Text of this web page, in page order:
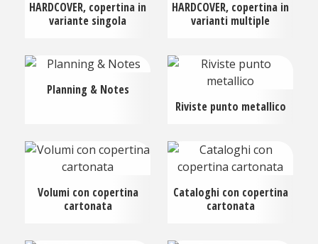
HARDCOVER, copertina in
variante singola
HARDCOVER, copertina in
varianti multiple
Planning & Notes
Riviste punto metallico
Volumi con copertina
cartonata
Cataloghi con copertina
cartonata